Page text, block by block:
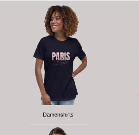
Damenshirts